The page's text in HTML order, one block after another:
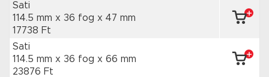
Sati
114.5 mm x 36 fog x 47 mm
17738 Ft
Sati
114.5 mm x 36 fog x 66 mm
23876 Ft